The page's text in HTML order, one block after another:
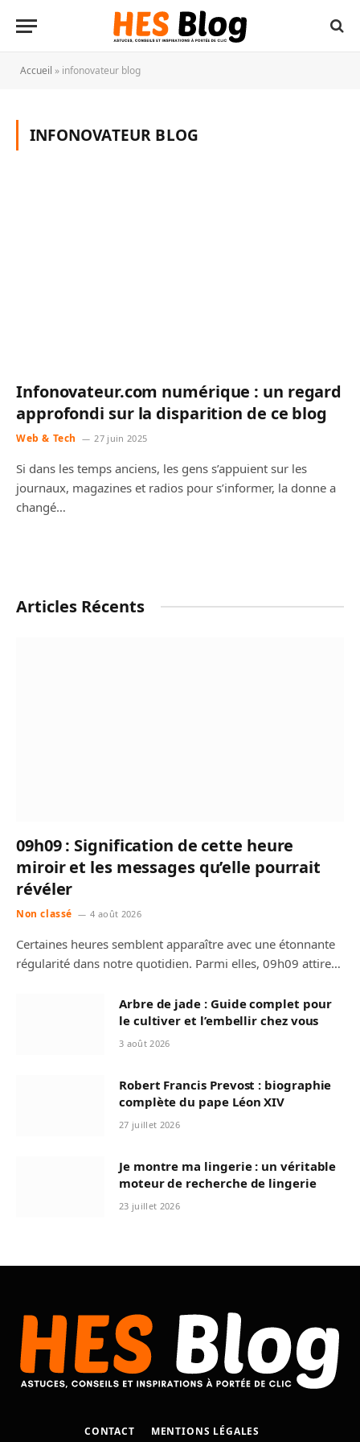
Accueil » infonovateur blog
INFONOVATEUR BLOG
Infonovateur.com numérique : un regard
approfondi sur la disparition de ce blog
Web & Tech 27 juin 2025
Si dans les temps anciens, les gens s’appuient sur les
journaux, magazines et radios pour s’informer, la donne a
changé…
Articles Récents
09h09 : Signification de cette heure
miroir et les messages qu’elle pourrait
révéler
Non classé 4 août 2026
Certaines heures semblent apparaître avec une étonnante
régularité dans notre quotidien. Parmi elles, 09h09 attire…
Arbre de jade : Guide complet pour
le cultiver et l’embellir chez vous
3 août 2026
Robert Francis Prevost : biographie
complète du pape Léon XIV
27 juillet 2026
Je montre ma lingerie : un véritable
moteur de recherche de lingerie
23 juillet 2026
CONTACT MENTIONS LÉGALES